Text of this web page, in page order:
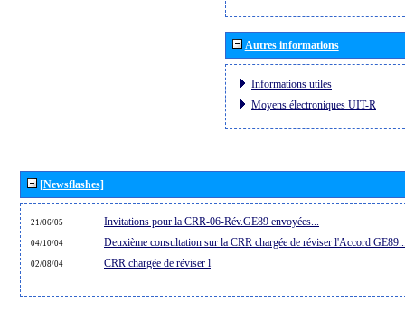
Autres informations
Informations utiles
Moyens électroniques UIT-R
[Newsflashes]
21/06/05 Invitations pour la CRR-06-Rév.GE89 envoyées...
04/10/04 Deuxième consultation sur la CRR chargée de réviser l'Accord
02/08/04 CRR chargée de réviser l